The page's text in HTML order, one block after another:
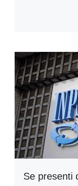
Se presenti